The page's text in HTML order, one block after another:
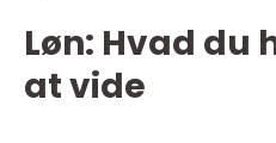
Løn: Hvad du
at vide